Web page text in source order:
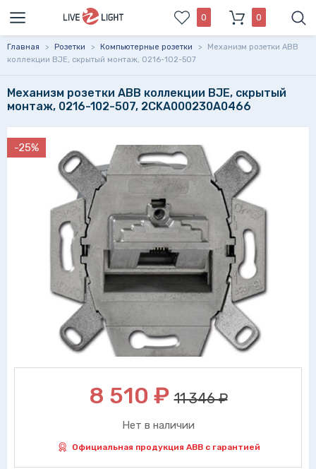
0 0
Главная > Розетки > Компьютерные розетки >
Механизм розетки ABB
коллекции BJE, скрытый монтаж, 0216-102-507
Механизм розетки ABB коллекции BJE, скрытый
монтаж, 0216-102-507, 2CKA000230A0466
-25%
8 510 ₽ 11 346 ₽
Нет в наличии
Официальная продукция ABB с гарантией